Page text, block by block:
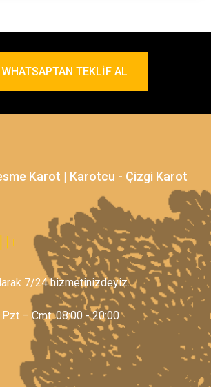
WHATSAPTAN TEKLIF AL
Karot | Karotcu - Çizgi Karot
7/24 hizmetinizdeyiz.
Pzt – Cmt: 08:00 - 20:00